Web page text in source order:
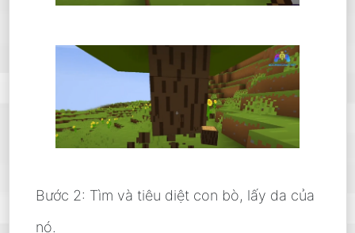
Bước 2: Tìm và tiêu diệt con bò, lấy da của
nó.